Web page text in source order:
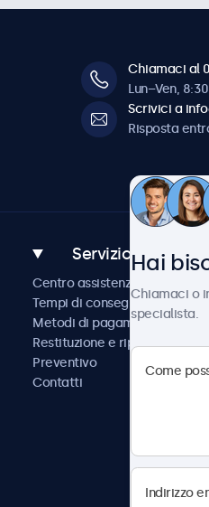
Chiamaci al
Lun–Ven,
Scrivici a
Risposta
Servizio Clienti
Centro assistenza
Tempi di consegna
Metodi di pagamento
Restituzione e riparazione
Preventivo
Contatti
Hai
Chiamaci o
specialista.